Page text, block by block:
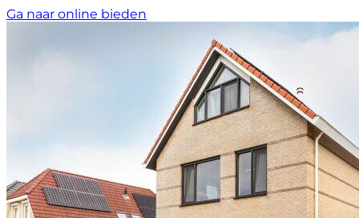
Ga naar online bieden